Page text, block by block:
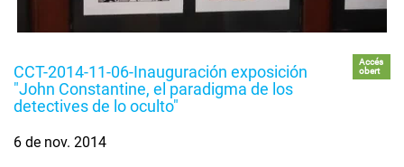
CCT-2014-11-06-Inauguración exposición
"John Constantine, el paradigma de los
detectives de lo oculto"
Accés
obert
6 de nov. 2014